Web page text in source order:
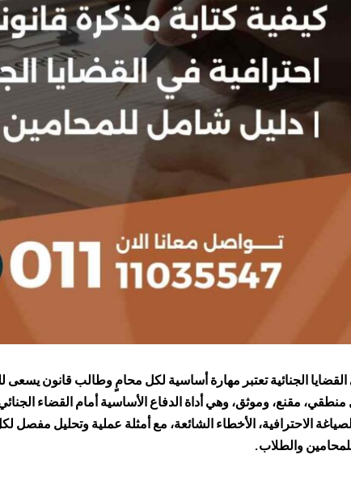
القضايا الجنائية تعتبر مهارة أساسية لكل محامٍ وطالب قانون
مقنع، وموثق، وهي أداة الدفاع الأساسية أمام القضاء
الاحترافية، الأخطاء الشائعة، مع أمثلة عملية وتحليل
والطلاب.